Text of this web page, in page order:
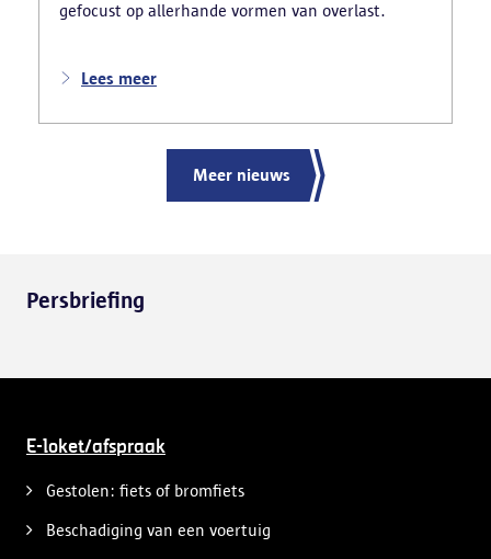
gefocust op allerhande vormen van overlast.
Lees meer
Meer nieuws
Persbriefing
E-loket/afspraak
Gestolen: fiets of bromfiets
Beschadiging van een voertuig